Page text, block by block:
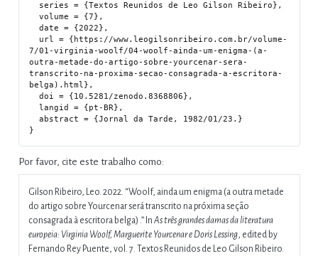
  volume = {7},
  date = {2022},
7/01-virginia-woolf/04-woolf-ainda-um-enigma-(a-
outra-metade-do-artigo-sobre-yourcenar-sera-
transcrito-na-proxima-secao-consagrada-a-escritora-
belga).html},
  doi = {10.5281/zenodo.8368806},
  abstract = {Jornal da Tarde, 1982/01/23.}
Por favor, cite este trabalho como:
Gilson Ribeiro, Leo. 2022. “Woolf, ainda um enigma (a outra metade
do artigo sobre Yourcenar será transcrito na próxima seção
consagrada à escritora belga) .” InAs três grandes damas da literatura
europeia: Virginia Woolf, Marguerite Yourcenar e Doris Lessing, edited by
Fernando Rey Puente, vol. 7. Textos Reunidos de Leo Gilson Ribeiro.